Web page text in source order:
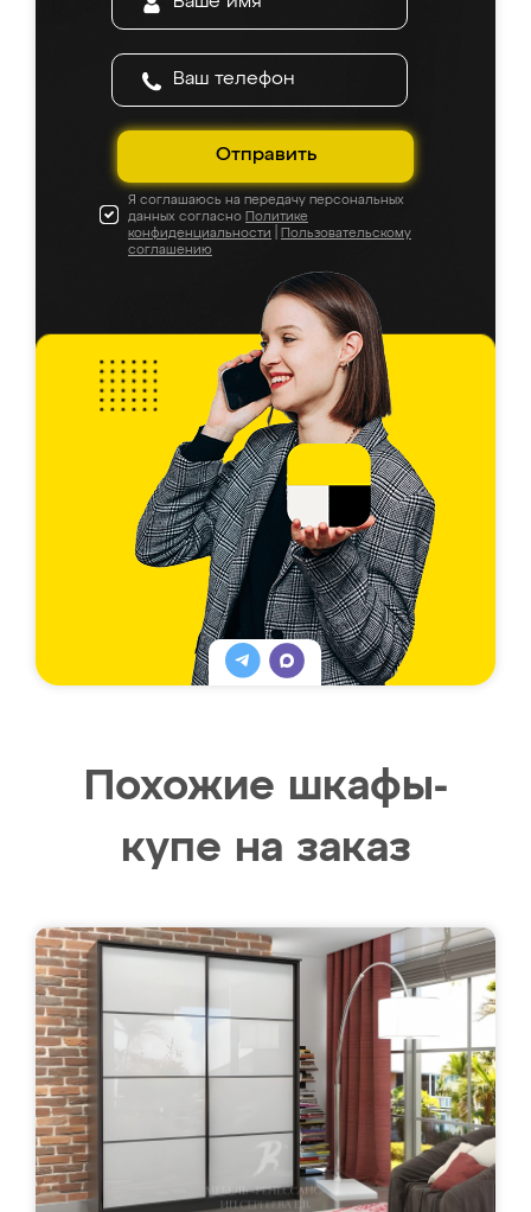
Отправить
Я соглашаюсь на передачу персональных
данных согласно Политике
конфиденциальности
Пользовательскому
соглашению
Похожие шкафы-
купе на заказ